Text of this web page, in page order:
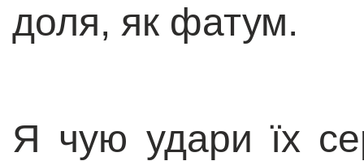
доля, як фатум.
Я чую удари їх